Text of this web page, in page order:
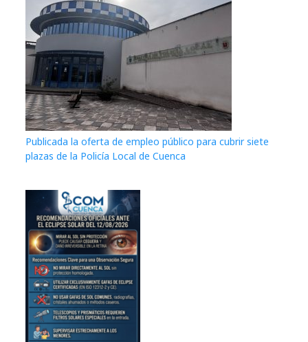
Publicada la oferta de empleo público para cubrir siete
plazas de la Policía Local de Cuenca